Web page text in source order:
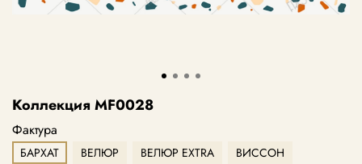
Коллекция MF0028
Фактура
БАРХАТ ВЕЛЮР ВЕЛЮР EXTRA
ВИССОН